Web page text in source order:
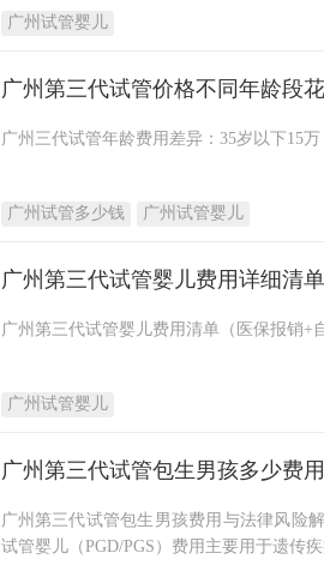
广州试管婴儿
广州第三代试管价格不同年龄段
广州试管多少钱 广州试管婴儿
广州第三代试管婴儿费用详细清
广州试管婴儿
广州第三代试管包生男孩多少费
广州第三代试管包生男孩费用与法律风险
试管婴儿（PGD/PGS）费用主要用于遗传